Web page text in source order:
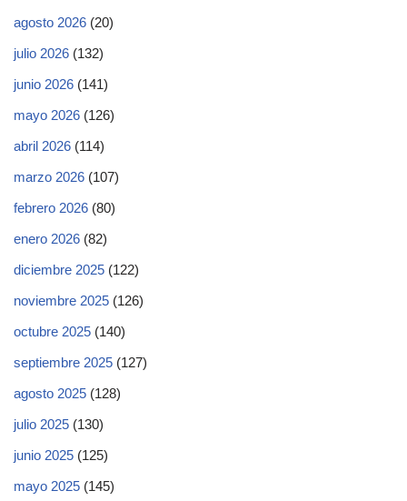
agosto 2026 (20)
julio 2026 (132)
junio 2026 (141)
mayo 2026 (126)
abril 2026 (114)
marzo 2026 (107)
febrero 2026 (80)
enero 2026 (82)
diciembre 2025 (122)
noviembre 2025 (126)
octubre 2025 (140)
septiembre 2025 (127)
agosto 2025 (128)
julio 2025 (130)
junio 2025 (125)
mayo 2025 (145)